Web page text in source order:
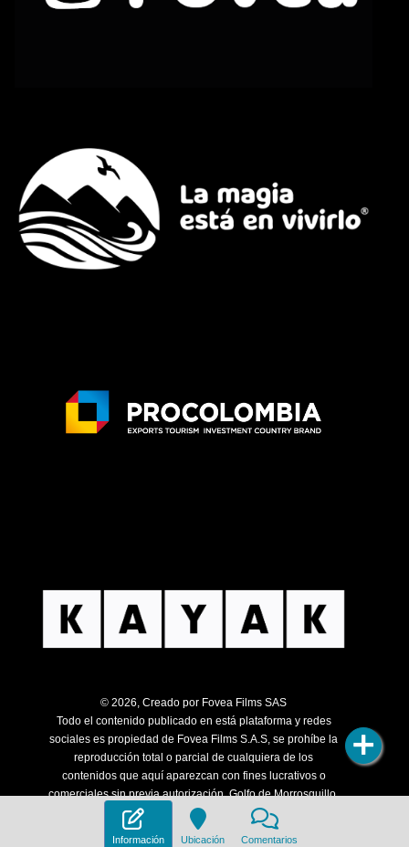
Información Ubicación Comentarios
© 2026, Creado por Fovea Films SAS
Todo el contenido publicado en está plataforma y redes
sociales es propiedad de Fovea Films S.A.S, se prohíbe la
reproducción total o parcial de cualquiera de los
contenidos que aquí aparezcan con fines lucrativos o
comerciales sin previa autorización. Golfo de Morrosquillo.
Todos los derechos son reservados.